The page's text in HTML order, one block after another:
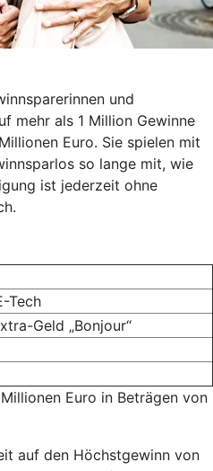
und
mehr als 1 Million Gewinne
Euro. Sie spielen mit
so lange mit, wie
ist jederzeit ohne
Tech
Geld „Bonjour“
Euro in Beträgen von
auf den Höchstgewinn von